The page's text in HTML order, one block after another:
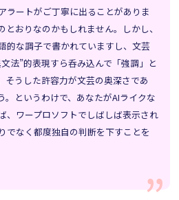
ラートがご丁寧に出ることがありま
おりなのかもしれません。しかし、
的な調子で書かれていますし、文芸
法”的表現すら呑み込んで「強調」と
そうした許容力が文芸の奥深さであ
。というわけで、あなたがAIライクな
、ワープロソフトでしばしば表示され
でなく都度独自の判断を下すことを